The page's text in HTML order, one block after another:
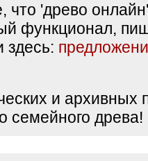
что 'древо
функционал,
здесь:
и архивных
семейного древа!